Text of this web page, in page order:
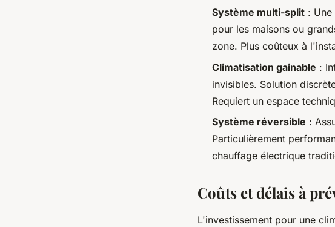
Système multi-split :
pour les maisons ou
zone. Plus coûteux à
Climatisation gainable :
invisibles. Solution
Requiert un espace
Système réversible :
Particulièrement
chauffage électrique
Coûts et délais à
L'investissement pour une